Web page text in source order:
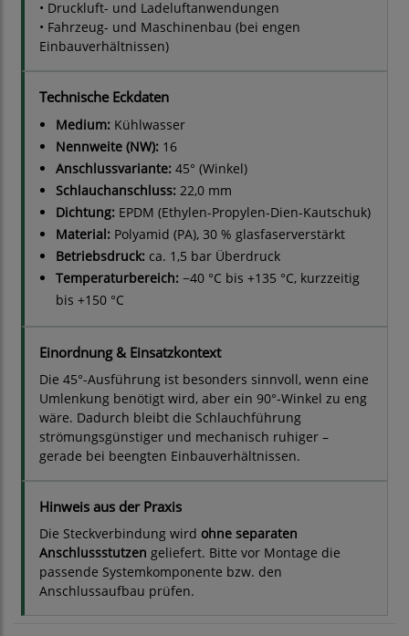
• Druckluft- und Ladeluftanwendungen
• Fahrzeug- und Maschinenbau (bei engen
Einbauverhältnissen)
Technische Eckdaten
Medium: Kühlwasser
Nennweite (NW): 16
Anschlussvariante: 45° (Winkel)
Schlauchanschluss: 22,0 mm
Dichtung: EPDM (Ethylen-Propylen-Dien-Kautschuk)
Material: Polyamid (PA), 30 % glasfaserverstärkt
Betriebsdruck: ca. 1,5 bar Überdruck
Temperaturbereich: −40 °C bis +135 °C, kurzzeitig
bis +150 °C
Einordnung & Einsatzkontext
Die 45°-Ausführung ist besonders sinnvoll, wenn eine
Umlenkung benötigt wird, aber ein 90°-Winkel zu eng
wäre. Dadurch bleibt die Schlauchführung
strömungsgünstiger und mechanisch ruhiger –
gerade bei beengten Einbauverhältnissen.
Hinweis aus der Praxis
Die Steckverbindung wird ohne separaten
Anschlussstutzen geliefert. Bitte vor Montage die
passende Systemkomponente bzw. den
Anschlussaufbau prüfen.